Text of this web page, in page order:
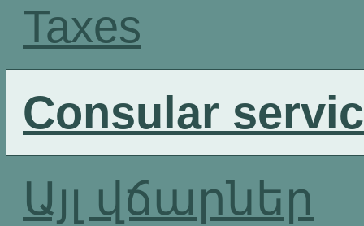
Taxes
Consular
Այլ վճարներ